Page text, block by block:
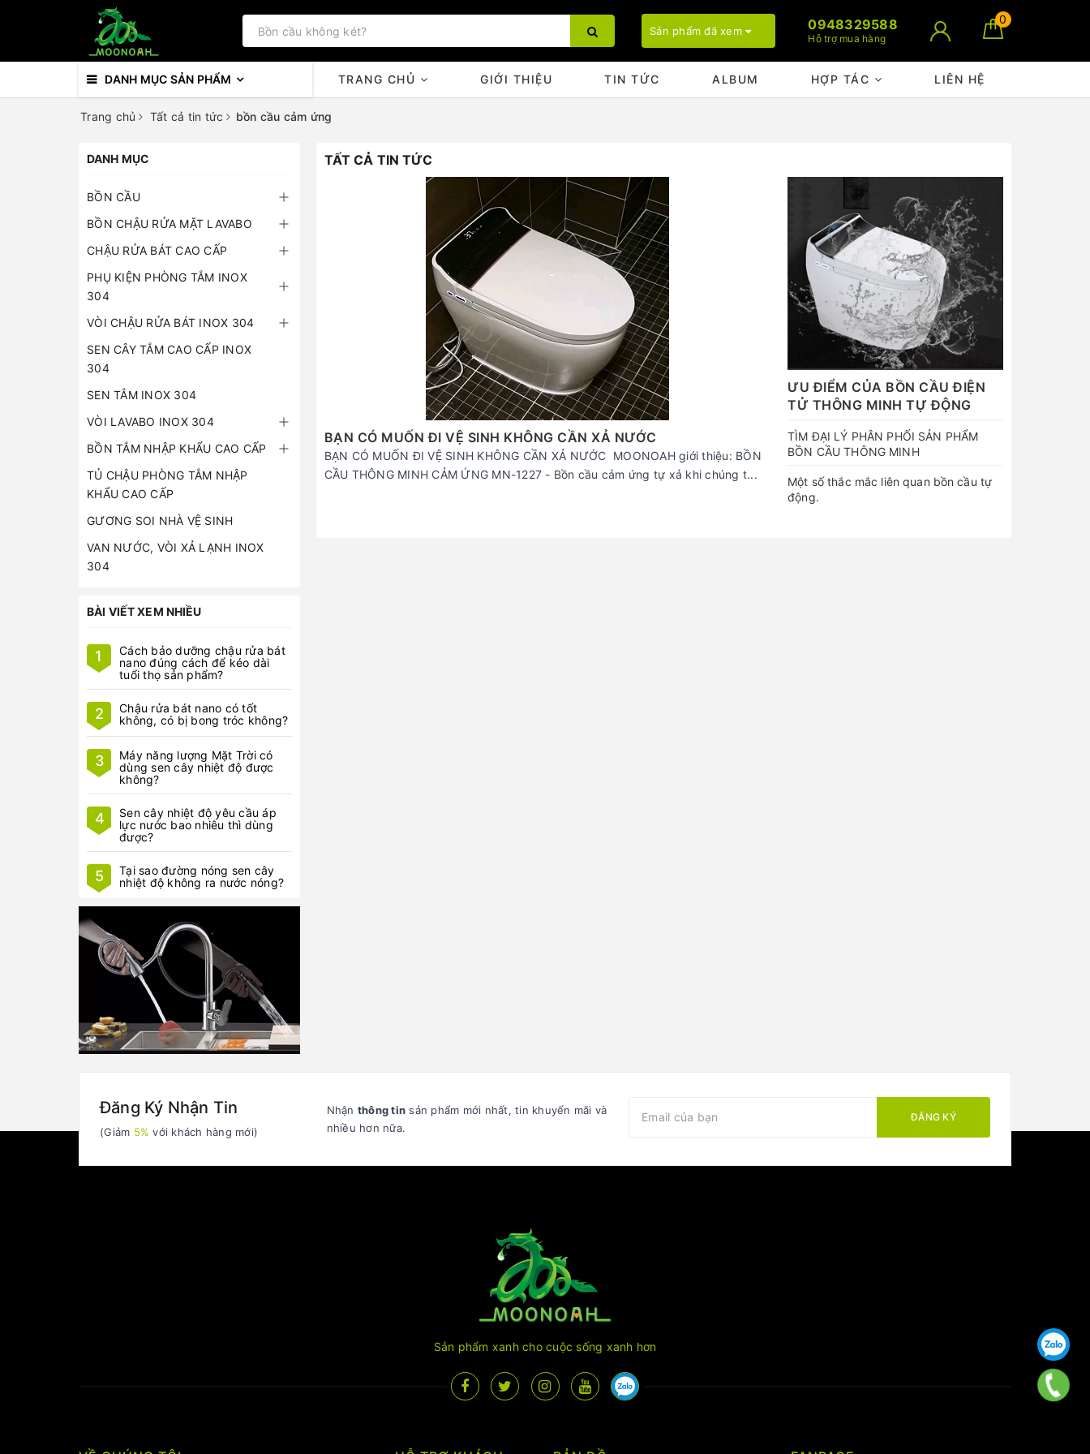
Sản phẩm đã xem
Bạn chưa xem sản phẩm nào
0948329588
Hỗ trợ mua hàng
0
DANH MỤC SẢN PHẨM TRANG CHỦ GIỚI THIỆU TIN TỨC ALBUM HỢP TÁC LIÊN HỆ
Trang chủ Tất cả tin tức bồn cầu cảm ứng
TẤT CẢ TIN TỨC
BẠN CÓ MUỐN ĐI VỆ SINH KHÔNG CẦN XẢ NƯỚC
BẠN CÓ MUỐN ĐI VỆ SINH KHÔNG CẦN XẢ NƯỚC MOONOAH giới thiệu: BỒN
CẦU THÔNG MINH CẢM ỨNG MN-1227 - Bồn cầu cảm ứng tự xả khi chúng t...
ƯU ĐIỂM CỦA BỒN CẦU ĐIỆN
TỬ THÔNG MINH TỰ ĐỘNG
TÌM ĐẠI LÝ PHÂN PHỐI SẢN PHẨM
BỒN CẦU THÔNG MINH
Một số thắc mắc liên quan bồn cầu tự
động.
DANH MỤC
BỒN CẦU
BỒN CHẬU RỬA MẶT LAVABO
CHẬU RỬA BÁT CAO CẤP
PHỤ KIỆN PHÒNG TẮM INOX
304
VÒI CHẬU RỬA BÁT INOX 304
SEN CÂY TẮM CAO CẤP INOX
304
SEN TẮM INOX 304
VÒI LAVABO INOX 304
BỒN TẮM NHẬP KHẨU CAO CẤP
TỦ CHẬU PHÒNG TẮM NHẬP
KHẨU CAO CẤP
GƯƠNG SOI NHÀ VỆ SINH
VAN NƯỚC, VÒI XẢ LẠNH INOX
304
BÀI VIẾT XEM NHIỀU
1
Cách bảo dưỡng chậu rửa bát
nano đúng cách để kéo dài
tuổi thọ sản phẩm?
2
Chậu rửa bát nano có tốt
không, có bị bong tróc không?
3
Máy năng lượng Mặt Trời có
dùng sen cây nhiệt độ được
không?
4
Sen cây nhiệt độ yêu cầu áp
lực nước bao nhiêu thì dùng
được?
5
Tại sao đường nóng sen cây
nhiệt độ không ra nước nóng?
Đăng Ký Nhận Tin
(Giảm 5% với khách hàng mới)
Nhận thông tin sản phẩm mới nhất, tin khuyến mãi và
nhiều hơn nữa.
ĐĂNG KÝ
Sản phẩm xanh cho cuộc sống xanh hơn